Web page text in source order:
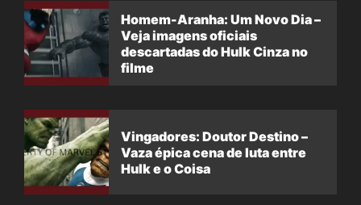
Homem-Aranha: Um Novo Dia –
Veja imagens oficiais
descartadas do Hulk Cinza no
filme
Vingadores: Doutor Destino –
Vaza épica cena de luta entre
Hulk e o Coisa